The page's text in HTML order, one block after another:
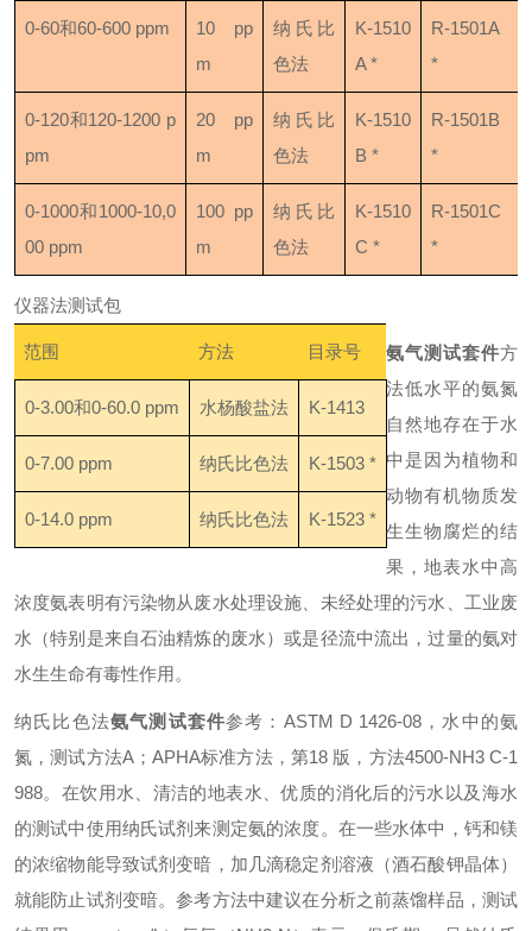
0-60和60-600 ppm
10 pp
m
纳氏比
色法
K-1510
A *
R-1501A
*
0-120和120-1200 p
pm
20 pp
m
纳氏比
色法
K-1510
B *
R-1501B
*
0-1000和1000-10,0
00 ppm
100 pp
m
纳氏比
色法
K-1510
C *
R-1501C
*
仪器法测试包
范围 方法 目录号
0-3.00和0-60.0 ppm 水杨酸盐法 K-1413
0-7.00 ppm 纳氏比色法 K-1503 *
0-14.0 ppm 纳氏比色法 K-1523 *
氨气测试套件方
法低水平的氨氮
自然地存在于水
中是因为植物和
动物有机物质发
生生物腐烂的结
果，地表水中高
浓度氨表明有污染物从废水处理设施、未经处理的污水、工业废
水（特别是来自石油精炼的废水）或是径流中流出，过量的氨对
水生生命有毒性作用。
纳氏比色法氨气测试套件参考：ASTM D 1426-08，水中的氨
氮，测试方法A；APHA标准方法，第18 版，方法4500-NH3 C-1
988。 在饮用水、清洁的地表水、优质的消化后的污水以及海水
的测试中使用纳氏试剂来测定氨的浓度。在一些水体中，钙和镁
的浓缩物能导致试剂变暗，加几滴稳定剂溶液（酒石酸钾晶体）
就能防止试剂变暗。参考方法中建议在分析之前蒸馏样品，测试